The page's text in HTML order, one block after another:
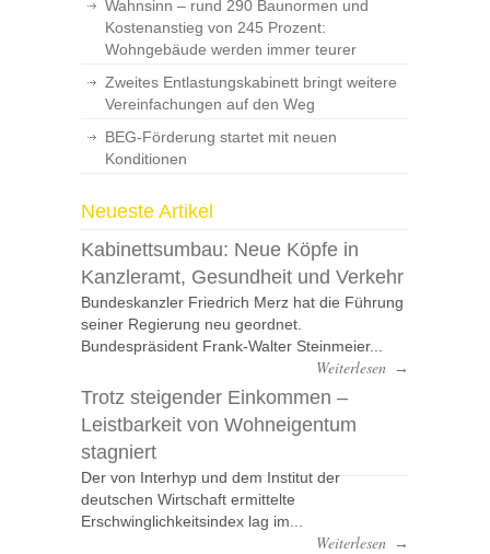
Wahnsinn – rund 290 Baunormen und
Kostenanstieg von 245 Prozent:
Wohngebäude werden immer teurer
Zweites Entlastungskabinett bringt weitere
Vereinfachungen auf den Weg
BEG-Förderung startet mit neuen
Konditionen
Neueste Artikel
Kabinettsumbau: Neue Köpfe in
Kanzleramt, Gesundheit und Verkehr
Bundeskanzler Friedrich Merz hat die Führung
seiner Regierung neu geordnet.
Bundespräsident Frank-Walter Steinmeier...
Weiterlesen →
Trotz steigender Einkommen –
Leistbarkeit von Wohneigentum
stagniert
Der von Interhyp und dem Institut der
deutschen Wirtschaft ermittelte
Erschwinglichkeitsindex lag im...
Weiterlesen →